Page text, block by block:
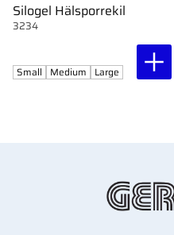
Silogel Hälsporrekil
3234
Small Medium Large